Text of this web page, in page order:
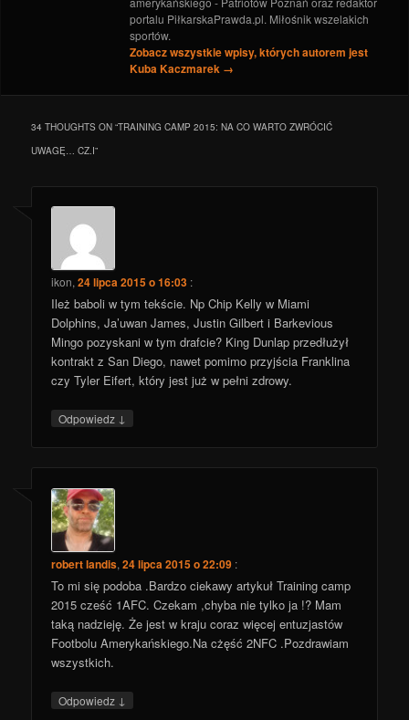
portalu PiłkarskaPrawda.pl. Miłośnik wszelakich
sportów.
Zobacz wszystkie wpisy, których autorem jest
Kuba Kaczmarek →
34 THOUGHTS ON “TRAINING CAMP 2015: NA CO WARTO ZWRÓCIĆ
UWAGĘ… CZ.I”
ikon,24 lipca 2015 o 16:03 :
Ileż baboli w tym tekście. Np Chip Kelly w Miami
Dolphins, Ja’uwan James, Justin Gilbert i Barkevious
Mingo pozyskani w tym drafcie? King Dunlap przedłużył
kontrakt z San Diego, nawet pomimo przyjścia Franklina
czy Tyler Eifert, który jest już w pełni zdrowy.
Odpowiedz ↓
robert landis,24 lipca 2015 o 22:09 :
To mi się podoba .Bardzo ciekawy artykuł Training camp
2015 cześć 1AFC. Czekam ,chyba nie tylko ja !? Mam
taką nadzieję. Że jest w kraju coraz więcej entuzjastów
Footbolu Amerykańskiego.Na cżęść 2NFC .Pozdrawiam
wszystkich.
Odpowiedz ↓